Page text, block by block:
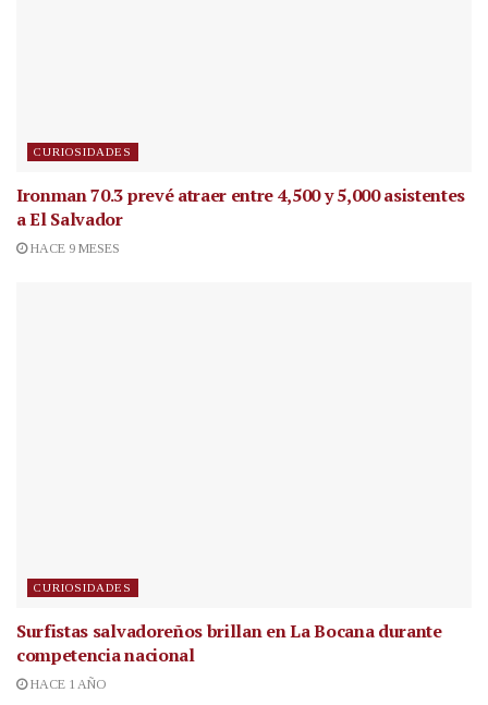
CURIOSIDADES
Ironman 70.3 prevé atraer entre 4,500 y 5,000 asistentes
a El Salvador
HACE 9 MESES
CURIOSIDADES
Surfistas salvadoreños brillan en La Bocana durante
competencia nacional
HACE 1 AÑO